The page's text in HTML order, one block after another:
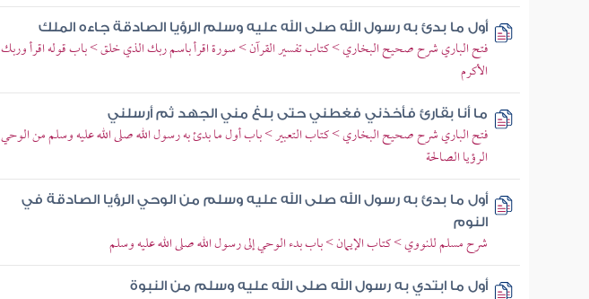
أول ما بدئ به رسول الله صلى الله عليه وسلم الرؤيا الصادقة جاءه الملك
فتح الباري شرح صحيح البخاري > كتاب تفسير القرآن > سورة اقرأ باسم ربك الذي خلق > باب قوله اقرأ وربك
الأكرم
ما أنا بقارئ فأخذني فغطني حتى بلغ مني الجهد ثم أرسلني
فتح الباري شرح صحيح البخاري > كتاب التعبير > باب أول ما بدئ به رسول الله صلى الله عليه وسلم من الوحي
الرؤيا الصالحة
أول ما بدئ به رسول الله صلى الله عليه وسلم من الوحي الرؤيا الصادقة في
النوم
شرح مسلم للنووي > كتاب الإيمان > باب بدء الوحي إلى رسول الله صلى الله عليه وسلم
أول ما ابتدي به رسول الله صلى الله عليه وسلم من النبوة